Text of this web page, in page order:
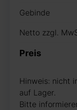
Gebinde
Netto zzgl.
Preis
Hinweis: nicht
auf Lager.
Bitte